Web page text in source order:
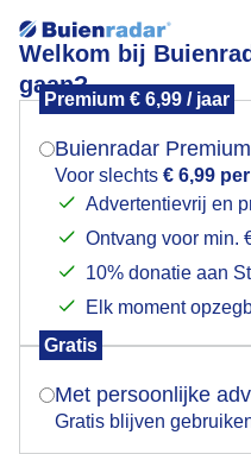
Welkom bij
gaan?
Premium € 6,99 / jaar
Buienradar Premium
Voor slechts € 6,99
Advertentievrij en
Ontvang voor min.
10% donatie aan
Elk moment
Gratis
Met persoonlijke
Gratis blijven
België; wind op de top
Mogen we je
Indien je hier nog
verschijnt er zo een
Is goed,